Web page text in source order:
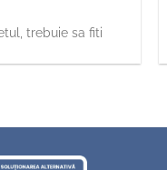
trebuie sa fiti